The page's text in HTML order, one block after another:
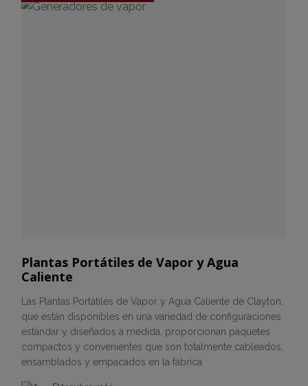
Plantas Portátiles de Vapor y Agua
Caliente
Las Plantas Portátiles de Vapor y Agua Caliente de Clayton,
que están disponibles en una variedad de configuraciones
estándar y diseñados a medida, proporcionan paquetes
compactos y convenientes que son totalmente cableados,
ensamblados y empacados en la fábrica.